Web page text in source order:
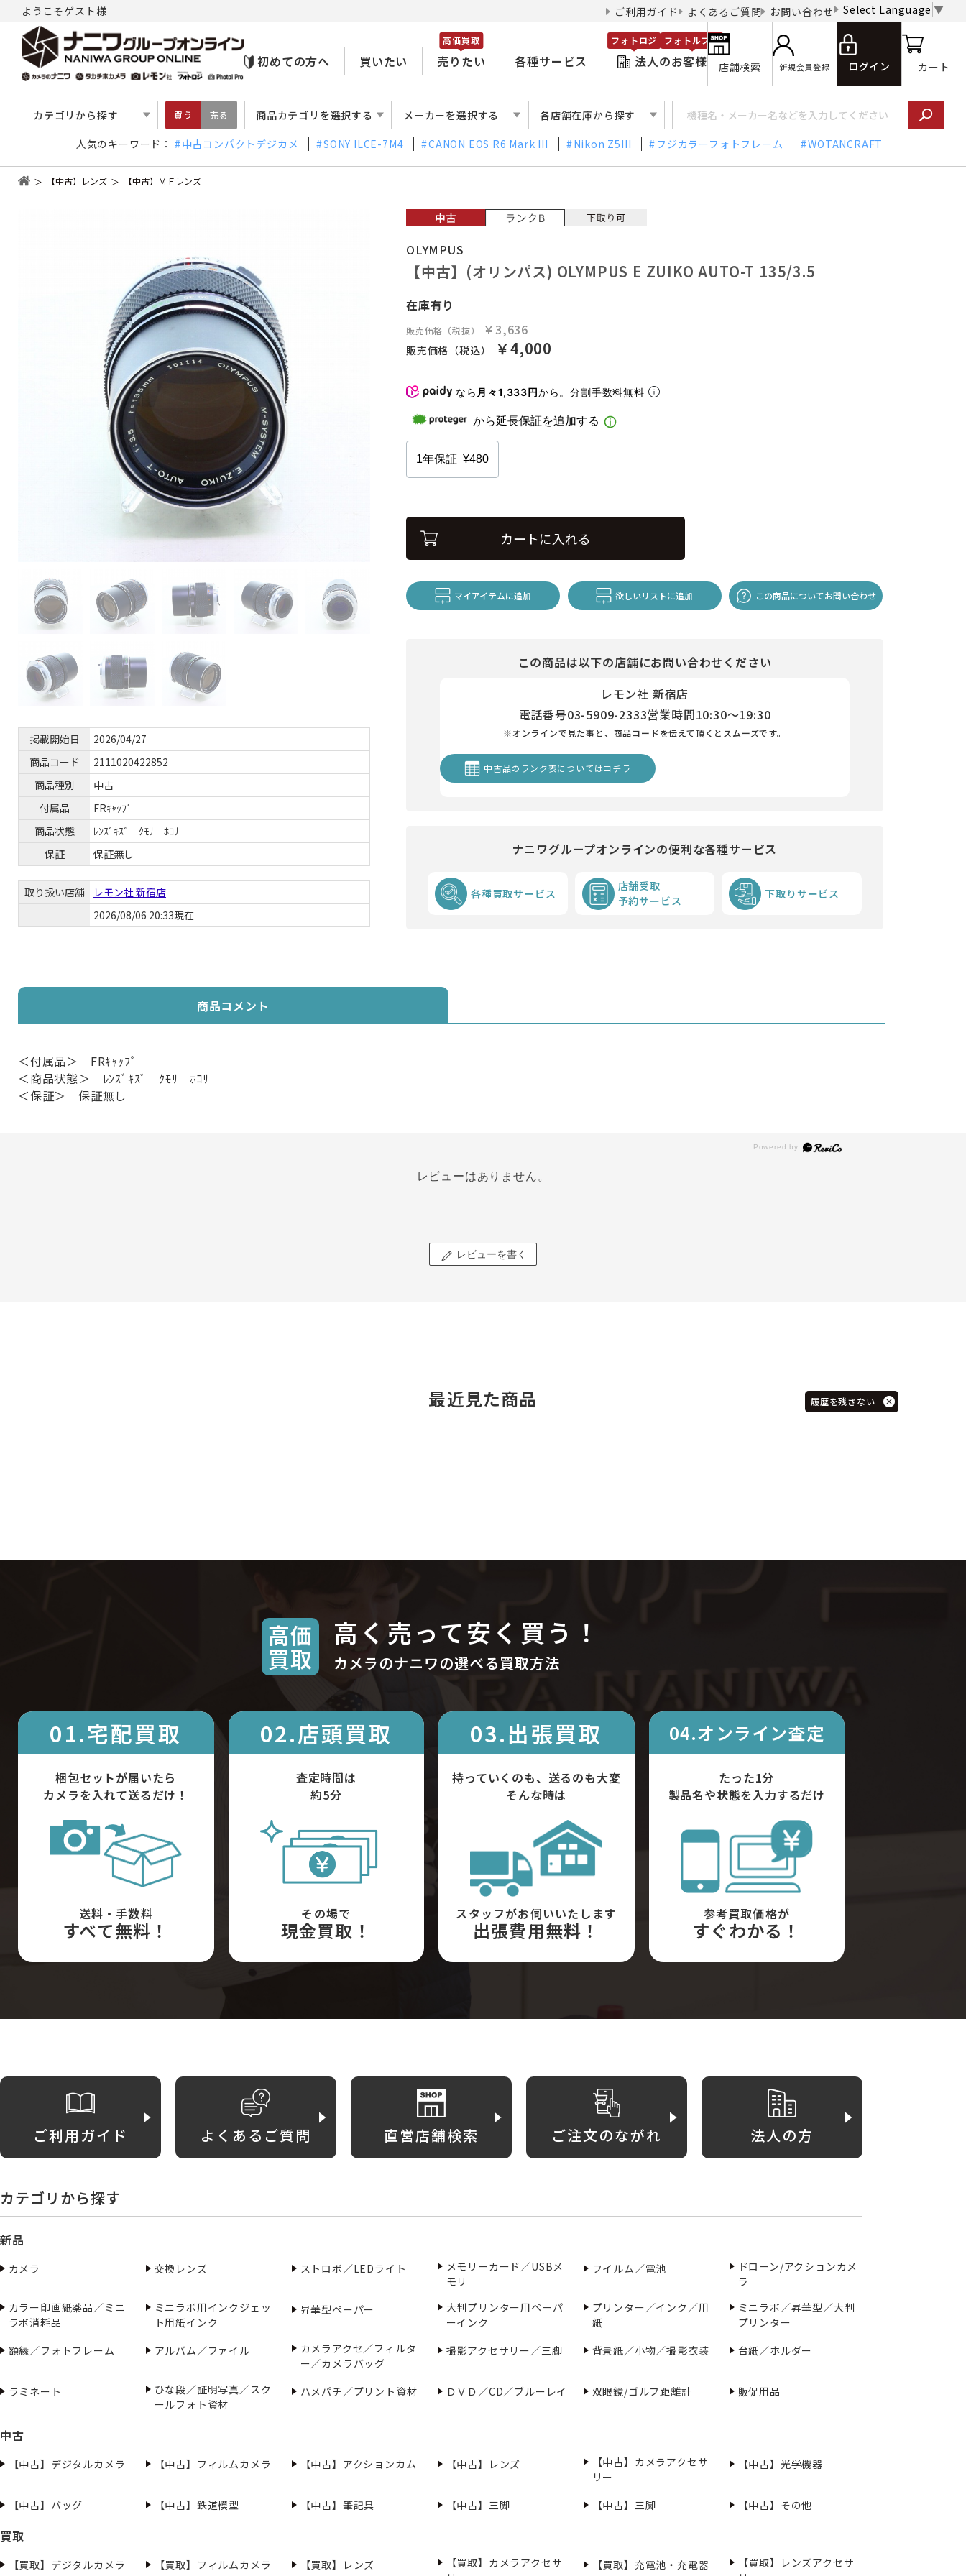
ようこそゲスト様 ご利用ガイド よくあるご質問 お問い合わせ Select Language ▼
初めての方へ 買いたい 売りたい
高価買取
各種サービス 法人のお客様
フォトロジ フォトルプロ
店舗検索 新規会員登録 ログイン カート
カテゴリから探す 買う 売る 商品カテゴリを選択する メーカーを選択する 各店舗在庫から探す
人気のキーワード： 中古コンパクトデジカメ SONY ILCE-7M4 CANON EOS R6 Mark III Nikon Z5III フジカラーフォトフレーム WOTANCRAFT
【中古】レンズ 【中古】ＭＦレンズ
掲載開始日
2026/04/27
商品コード
2111020422852
商品種別
中古
付属品
FRｷｬｯﾌﾟ
商品状態
ﾚﾝｽﾞｷｽﾞ ｸﾓﾘ ﾎｺﾘ
保証
保証無し
取り扱い店舗
レモン社 新宿店
2026/08/06 20:33現在
OLYMPUS
【中古】(オリンパス) OLYMPUS E ZUIKO AUTO-T 135/3.5
在庫有り
販売価格（税抜） ￥3,636
販売価格（税込） ￥4,000
なら 月々1,333円から。分割手数料無料
カートに入れる
マイアイテムに追加 欲しいリストに追加 この商品についてお問い合わせ
この商品は以下の店舗にお問い合わせください
レモン社 新宿店
電話番号03-5909-2333営業時間10:30～19:30
※オンラインで見た事と、商品コードを伝えて頂くとスムーズです。
中古品のランク表についてはコチラ
ナニワグループオンラインの便利な各種サービス
各種買取サービス
店舗受取
予約サービス
下取りサービス
商品コメント
＜付属品＞ FRｷｬｯﾌﾟ
＜商品状態＞ ﾚﾝｽﾞｷｽﾞ ｸﾓﾘ ﾎｺﾘ
＜保証＞ 保証無し
レビューはありません。
レビューを書く
最近見た商品 履歴を残さない
高価
買取
高く売って安く買う！
カメラのナニワの選べる買取方法
01.宅配買取
梱包セットが届いたら
カメラを入れて送るだけ！
送料・手数料
すべて無料！
02.店頭買取
査定時間は
約5分
その場で
現金買取！
03.出張買取
持っていくのも、送るのも大変
そんな時は
スタッフがお伺いいたします
出張費用無料！
04.オンライン査定
たった1分
製品名や状態を入力するだけ
参考買取価格が
すぐわかる！
ご利用ガイド よくあるご質問 直営店舗検索 ご注文のながれ 法人の方
カテゴリから探す
新品
カメラ 交換レンズ ストロボ／LEDライト
メモリーカード／USBメ
モリ
フイルム／電池
ドローン/アクションカメ
ラ
カラー印画紙薬品／ミニ
ラボ消耗品
ミニラボ用インクジェッ
ト用紙インク
昇華型ペーパー
大判プリンター用ペーパ
ーインク
プリンター／インク／用
紙
ミニラボ／昇華型／大判
プリンター
額縁／フォトフレーム
アルバム／ファイル
カメラアクセ／フィルタ
ー／カメラバッグ
撮影アクセサリー／三脚 背景紙／小物／撮影衣装 台紙／ホルダー
ラミネート
ひな段／証明写真／スク
ールフォト資材
ハメパチ／プリント資材 ＤＶＤ／CD／ブルーレイ 双眼鏡/ゴルフ距離計 販促用品
中古
【中古】デジタルカメラ 【中古】フィルムカメラ 【中古】アクションカム 【中古】レンズ
【中古】カメラアクセサ
リー
【中古】光学機器
【中古】バッグ 【中古】鉄道模型 【中古】筆記具 【中古】三脚 【中古】三脚 【中古】その他
買取
【買取】デジタルカメラ 【買取】フィルムカメラ 【買取】レンズ
【買取】カメラアクセサ
【買取】充電池・充電器
【買取】レンズアクセサ